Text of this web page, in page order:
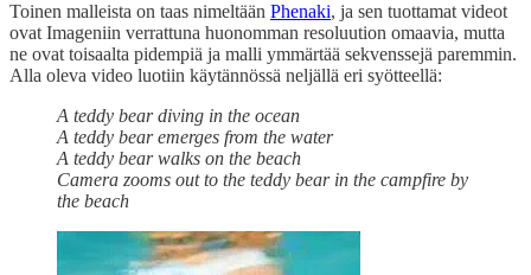
Toinen malleista on taas nimeltään Phenaki, ja sen tuottamat videot
ovat Imageniin verrattuna huonomman resoluution omaavia, mutta
ne ovat toisaalta pidempiä ja malli ymmärtää sekvenssejä paremmin.
Alla oleva video luotiin käytännössä neljällä eri syötteellä:
A teddy bear diving in the ocean
A teddy bear emerges from the water
A teddy bear walks on the beach
Camera zooms out to the teddy bear in the campfire by
the beach